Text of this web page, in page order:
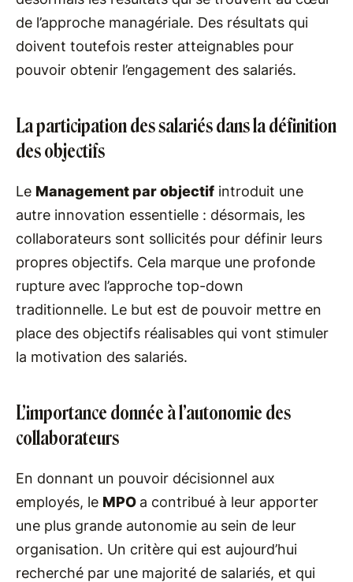
de l’approche managériale. Des résultats qui
doivent toutefois rester atteignables pour
pouvoir obtenir l’engagement des salariés.
La participation des salariés dans la définition
des objectifs
Le Management par objectif introduit une
autre innovation essentielle : désormais, les
collaborateurs sont sollicités pour définir leurs
propres objectifs. Cela marque une profonde
rupture avec l’approche top-down
traditionnelle. Le but est de pouvoir mettre en
place des objectifs réalisables qui vont stimuler
la motivation des salariés.
L’importance donnée à l’autonomie des
collaborateurs
En donnant un pouvoir décisionnel aux
employés, le MPO a contribué à leur apporter
une plus grande autonomie au sein de leur
organisation. Un critère qui est aujourd’hui
recherché par une majorité de salariés, et qui